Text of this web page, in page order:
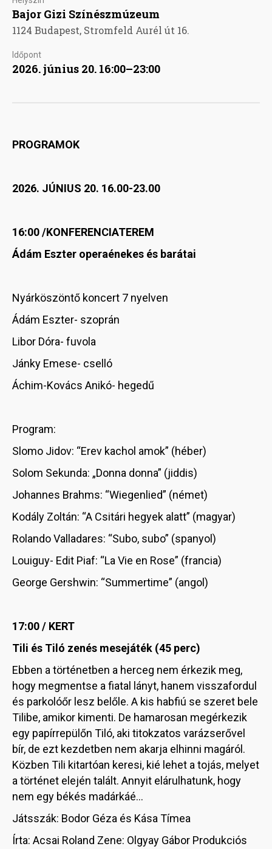
Bajor Gizi Színészmúzeum
1124 Budapest, Stromfeld Aurél út 16.
Időpont
2026. június 20. 16:00–23:00
PROGRAMOK
2026. JÚNIUS 20. 16.00-23.00
16:00 /KONFERENCIATEREM
Ádám Eszter operaénekes és barátai
Nyárköszöntő koncert 7 nyelven
Ádám Eszter- szoprán
Libor Dóra- fuvola
Jánky Emese- cselló
Áchim-Kovács Anikó- hegedű
Program:
Slomo Jidov: “Erev kachol amok” (héber)
Solom Sekunda: „Donna donna” (jiddis)
Johannes Brahms: “Wiegenlied” (német)
Kodály Zoltán: “A Csitári hegyek alatt” (magyar)
Rolando Valladares: “Subo, subo” (spanyol)
Louiguy- Edit Piaf: “La Vie en Rose” (francia)
George Gershwin: “Summertime” (angol)
17:00 / KERT
Tili és Tiló zenés mesejáték (45 perc)
Ebben a történetben a herceg nem érkezik meg,
hogy megmentse a fiatal lányt, hanem visszafordul
és parkolóőr lesz belőle. A kis habfiú se szeret bele
Tilibe, amikor kimenti. De hamarosan megérkezik
egy papírrepülőn Tiló, aki titokzatos varázserővel
bír, de ezt kezdetben nem akarja elhinni magáról.
Közben Tili kitartóan keresi, kié lehet a tojás, melyet
a történet elején talált. Annyit elárulhatunk, hogy
nem egy békés madárkáé…
Játsszák: Bodor Géza és Kása Tímea
Írta: Acsai Roland Zene: Olgyay Gábor Produkciós